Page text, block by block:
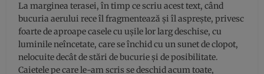
La marginea terasei, în timp ce scriu acest text, când
bucuria aerului rece îl fragmentează și îl asprește, privesc
foarte de aproape casele cu ușile lor larg deschise, cu
luminile neîncetate, care se închid cu un sunet de clopot,
nelocuite decât de stări de bucurie și de posibilitate.
Caietele pe care le-am scris se deschid acum toate,